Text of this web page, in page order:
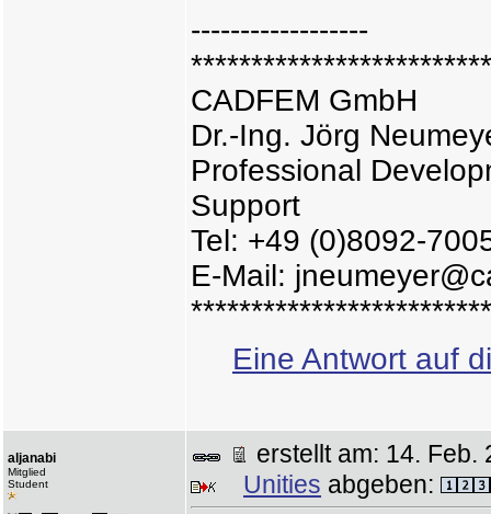
------------------
CADFEM GmbH
Dr.-Ing. Jörg
Professional
Support
Tel: +49 (0)8092-
E-Mail:
Eine Antwort auf
aljanabi
Mitglied
Student
erstellt am: 14.
Unities abgeben: